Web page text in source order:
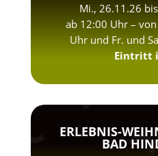
Mi., 26.11.26
ab 12:00 Uhr –
Uhr und Fr. und
Eintritt
ERLEBNIS-
BAD